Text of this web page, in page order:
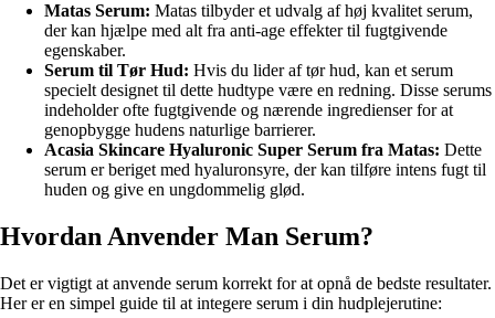
Matas Serum: Matas tilbyder et udvalg af høj kvalitet serum,
der kan hjælpe med alt fra anti-age effekter til fugtgivende
egenskaber.
Serum til Tør Hud: Hvis du lider af tør hud, kan et serum
specielt designet til dette hudtype være en redning. Disse serums
indeholder ofte fugtgivende og nærende ingredienser for at
genopbygge hudens naturlige barrierer.
Acasia Skincare Hyaluronic Super Serum fra Matas: Dette
serum er beriget med hyaluronsyre, der kan tilføre intens fugt til
huden og give en ungdommelig glød.
Hvordan Anvender Man Serum?
Det er vigtigt at anvende serum korrekt for at opnå de bedste resultater.
Her er en simpel guide til at integere serum i din hudplejerutine: